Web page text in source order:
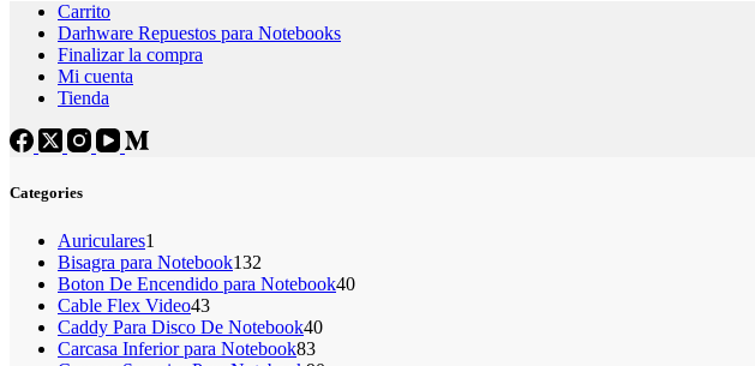
Carrito
Darhware Repuestos para Notebooks
Finalizar la compra
Mi cuenta
Tienda
Categories
Auriculares1
producto
Bisagra para Notebook132
productos
Boton De Encendido para Notebook4040
Cable Flex Video4343
productos
Caddy Para Disco De Notebook4040
Carcasa Inferior para Notebook8383